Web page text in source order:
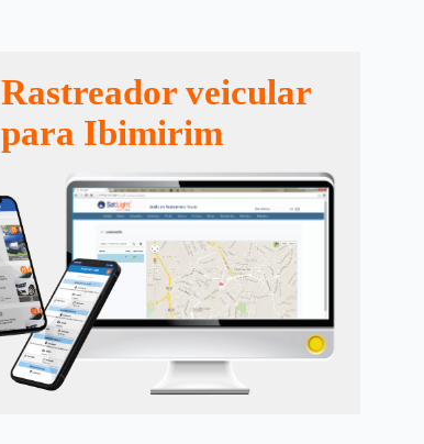
Rastreador veicular
para Ibimirim